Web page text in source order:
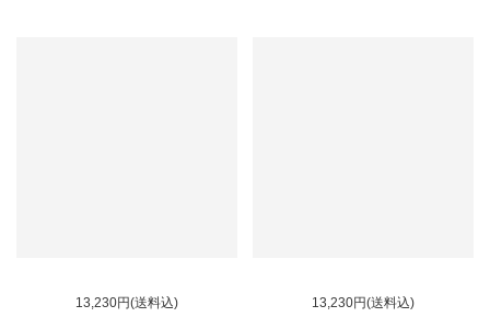
13,230円(送料込) 13,230円(送料込)